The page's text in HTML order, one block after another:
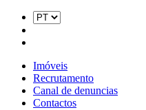
Imóveis
Recrutamento
Canal de denuncias
Contactos